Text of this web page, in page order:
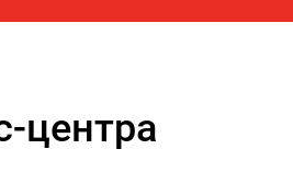
центра